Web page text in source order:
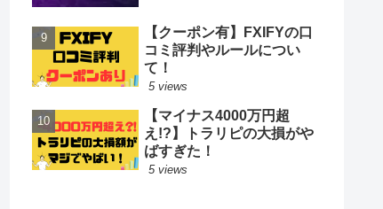
【クーポン有】FXIFYの口
コミ評判やルールについ
て！
5 views
【マイナス4000万円超
え!?】トラリピの大損がや
ばすぎた！
5 views